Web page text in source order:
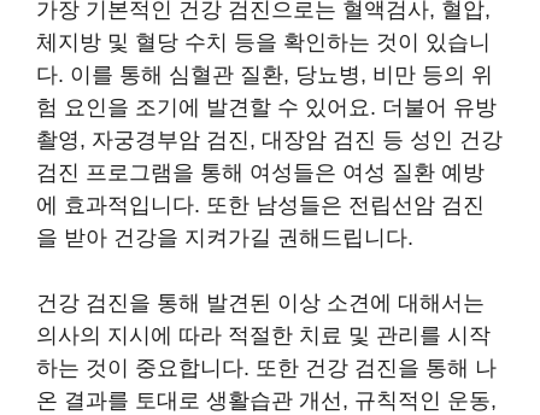
가장 기본적인 건강 검진으로는 혈액검사, 혈압,
체지방 및 혈당 수치 등을 확인하는 것이 있습니
다. 이를 통해 심혈관 질환, 당뇨병, 비만 등의 위
험 요인을 조기에 발견할 수 있어요. 더불어 유방
촬영, 자궁경부암 검진, 대장암 검진 등 성인 건강
검진 프로그램을 통해 여성들은 여성 질환 예방
에 효과적입니다. 또한 남성들은 전립선암 검진
을 받아 건강을 지켜가길 권해드립니다.
건강 검진을 통해 발견된 이상 소견에 대해서는
의사의 지시에 따라 적절한 치료 및 관리를 시작
하는 것이 중요합니다. 또한 건강 검진을 통해 나
온 결과를 토대로 생활습관 개선, 규칙적인 운동,